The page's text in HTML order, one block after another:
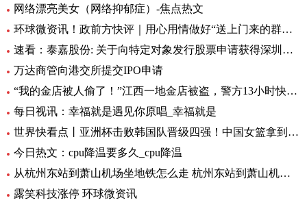
网络漂亮美女（网络抑郁症）-焦点热文
环球微资讯！政前方快评｜用心用情做好“送上门来的群众工作”
速看：泰嘉股份: 关于向特定对象发行股票申请获得深圳证券交易所上市审核中心审核通过的公告
万达商管向港交所提交IPO申请
“我的金店被人偷了！”江西一地金店被盗，警方13小时快速侦破 每日看点
每日视讯：幸福就是遇见你原唱_幸福就是
世界快看点丨亚洲杯击败韩国队晋级四强！中国女篮拿到世界杯及奥运资格赛席位
今日热文：cpu降温要多久_cpu降温
从杭州东站到萧山机场坐地铁怎么走 杭州东站到萧山机场有地铁 环球要闻
露笑科技涨停 环球微资讯